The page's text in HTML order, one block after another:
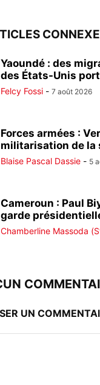
Yaoundé : des
des États-Unis
Felcy Fossi - 7 août 2026
Forces armées :
militarisation de la
Blaise Pascal Dassie - 5
Cameroun : Paul
garde
Chamberline Massoda
UN